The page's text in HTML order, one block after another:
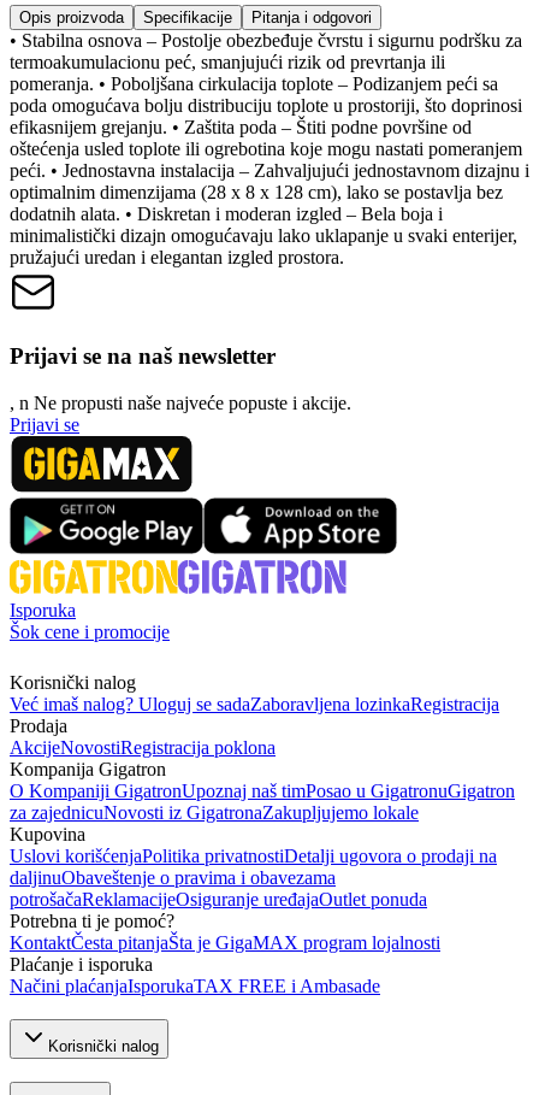
Opis proizvoda Specifikacije Pitanja i odgovori
• Stabilna osnova – Postolje obezbeđuje čvrstu i sigurnu podršku za
termoakumulacionu peć, smanjujući rizik od prevrtanja ili
pomeranja. • Poboljšana cirkulacija toplote – Podizanjem peći sa
poda omogućava bolju distribuciju toplote u prostoriji, što doprinosi
efikasnijem grejanju. • Zaštita poda – Štiti podne površine od
oštećenja usled toplote ili ogrebotina koje mogu nastati pomeranjem
peći. • Jednostavna instalacija – Zahvaljujući jednostavnom dizajnu i
optimalnim dimenzijama (28 x 8 x 128 cm), lako se postavlja bez
dodatnih alata. • Diskretan i moderan izgled – Bela boja i
minimalistički dizajn omogućavaju lako uklapanje u svaki enterijer,
pružajući uredan i elegantan izgled prostora.
Prijavi se na naš newsletter
, n Ne propusti naše najveće popuste i akcije.
Prijavi se
Isporuka
Šok cene i promocije
Korisnički nalog
Već imaš nalog? Uloguj se sadaZaboravljena lozinkaRegistracija
Prodaja
AkcijeNovostiRegistracija poklona
Kompanija Gigatron
O Kompaniji GigatronUpoznaj naš timPosao u GigatronuGigatron
za zajednicuNovosti iz GigatronaZakupljujemo lokale
Kupovina
Uslovi korišćenjaPolitika privatnostiDetalji ugovora o prodaji na
daljinuObaveštenje o pravima i obavezama
potrošačaReklamacijeOsiguranje uređajaOutlet ponuda
Potrebna ti je pomoć?
KontaktČesta pitanjaŠta je GigaMAX program lojalnosti
Plaćanje i isporuka
Načini plaćanjaIsporukaTAX FREE i Ambasade
Korisnički nalog